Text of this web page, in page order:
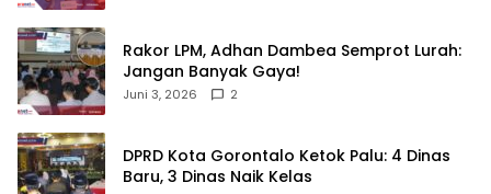
‎Rakor LPM, Adhan Dambea Semprot Lurah:
Jangan Banyak Gaya!‎
Juni 3, 2026 2
‎DPRD Kota Gorontalo Ketok Palu: 4 Dinas
Baru, 3 Dinas Naik Kelas